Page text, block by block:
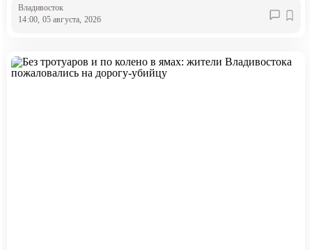
Владивосток
14:00, 05 августа, 2026